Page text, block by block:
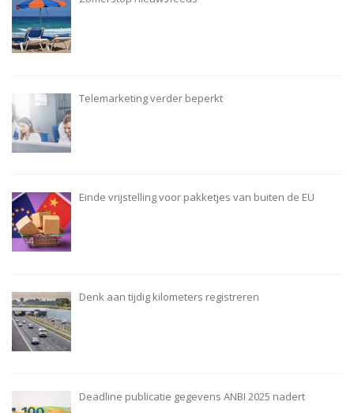
Telemarketing verder beperkt
Einde vrijstelling voor pakketjes van buiten de EU
Denk aan tijdig kilometers registreren
Deadline publicatie gegevens ANBI 2025 nadert